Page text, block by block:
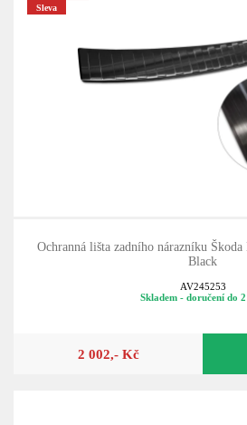
Sleva
Ochranná lišta zadního nárazníku
Black
AV245253
Skladem - doručení do
2 002,- Kč